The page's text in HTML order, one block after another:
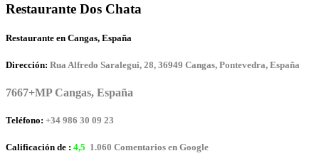
Restaurante Dos Chata
Restaurante en Cangas, España
Dirección: Rua Alfredo Saralegui, 28, 36949 Cangas, Pontevedra, España
7667+MP Cangas, España
Teléfono: +34 986 30 09 23
Calificación de : 4,5 1.060 Comentarios en Google